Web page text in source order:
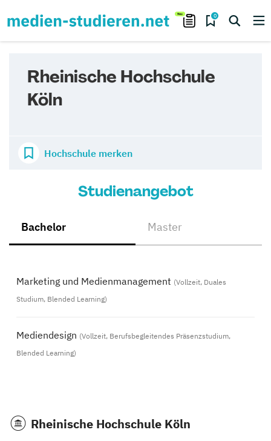
0
Rheinische Hochschule
Köln
Hochschule merken
Studienangebot
Bachelor Master
Marketing und Medienmanagement (Vollzeit, Duales
Studium, Blended Learning)
Mediendesign (Vollzeit, Berufsbegleitendes Präsenzstudium,
Blended Learning)
Rheinische Hochschule Köln